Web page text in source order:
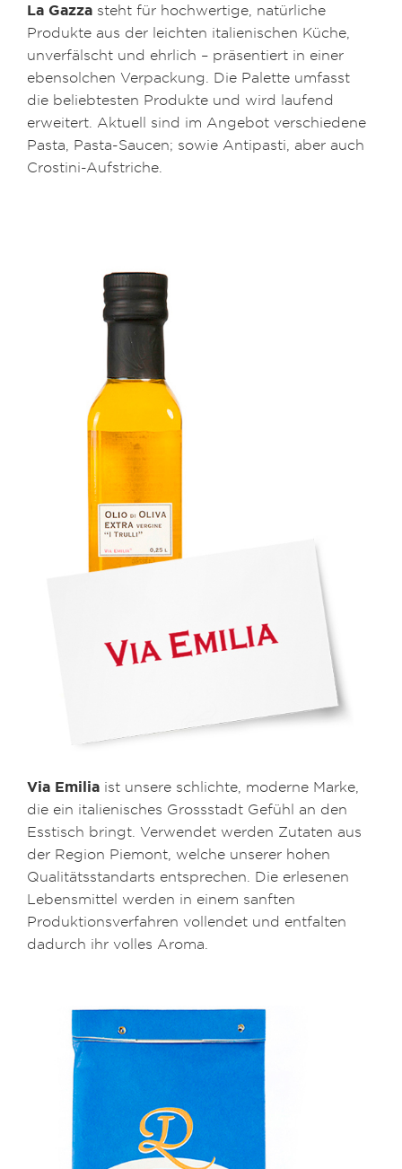
La Gazza steht für hochwertige, natürliche
Produkte aus der leichten italienischen Küche,
unverfälscht und ehrlich – präsentiert in einer
ebensolchen Verpackung. Die Palette umfasst
die beliebtesten Produkte und wird laufend
erweitert. Aktuell sind im Angebot verschiedene
Pasta, Pasta-Saucen; sowie Antipasti, aber auch
Crostini-Aufstriche.
Via Emilia ist unsere schlichte, moderne Marke,
die ein italienisches Grossstadt Gefühl an den
Esstisch bringt. Verwendet werden Zutaten aus
der Region Piemont, welche unserer hohen
Qualitätsstandarts entsprechen. Die erlesenen
Lebensmittel werden in einem sanften
Produktionsverfahren vollendet und entfalten
dadurch ihr volles Aroma.